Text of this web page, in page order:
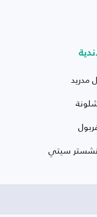
مدريد
سيتي